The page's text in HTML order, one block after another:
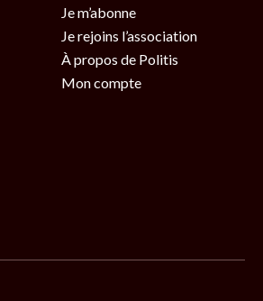
Je m’abonne
Je rejoins l’association
À propos de Politis
Mon compte